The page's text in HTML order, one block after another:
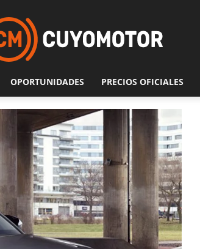
OPORTUNIDADES PRECIOS OFICIALES